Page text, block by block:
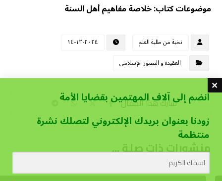
موضوعات كتاب: خلاصة مفاهيم أهل السنة
نخبة من طلبة العلم
٢٠٢٤-١٢-١٤
العقيدة و التصور الإسلامي
منشورات ذات صلة ...
انضم إلى آلاف المهتمين بقضايا الأمة
زودنا بعنوان بريدك الإلكتروني لتصلك نشرة
منتظمة